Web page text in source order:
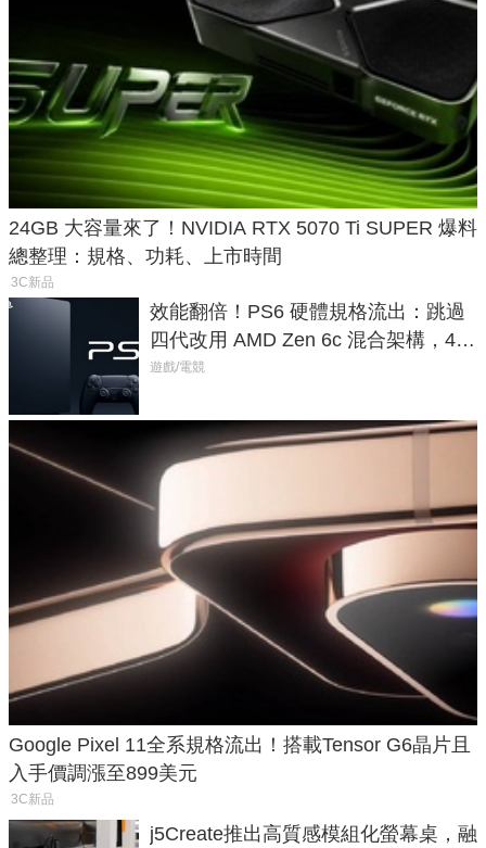
24GB 大容量來了！NVIDIA RTX 5070 Ti SUPER 爆料
總整理：規格、功耗、上市時間
3C新品
效能翻倍！PS6 硬體規格流出：跳過
四代改用 AMD Zen 6c 混合架構，4K
120fps 與全光追時代來臨
遊戲/電競
Google Pixel 11全系規格流出！搭載Tensor G6晶片且
入手價調漲至899美元
3C新品
j5Create推出高質感模組化螢幕桌，融